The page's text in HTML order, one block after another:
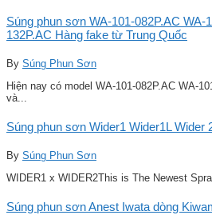
Súng phun sơn WA-101-082P.AC WA-
132P.AC Hàng fake từ Trung Quốc
By Súng Phun Sơn
Hiện nay có model WA-101-082P.AC WA-
và...
Súng phun sơn Wider1 Wider1L Wider
By Súng Phun Sơn
WIDER1 x WIDER2This is The Newest
Súng phun sơn Anest Iwata dòng